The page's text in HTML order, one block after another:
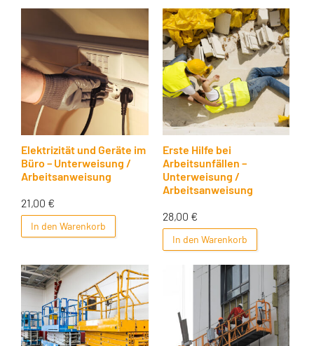
Elektrizität und Geräte im
Büro – Unterweisung /
Arbeitsanweisung
21,00 €
In den Warenkorb
Erste Hilfe bei
Arbeitsunfällen –
Unterweisung /
Arbeitsanweisung
28,00 €
In den Warenkorb